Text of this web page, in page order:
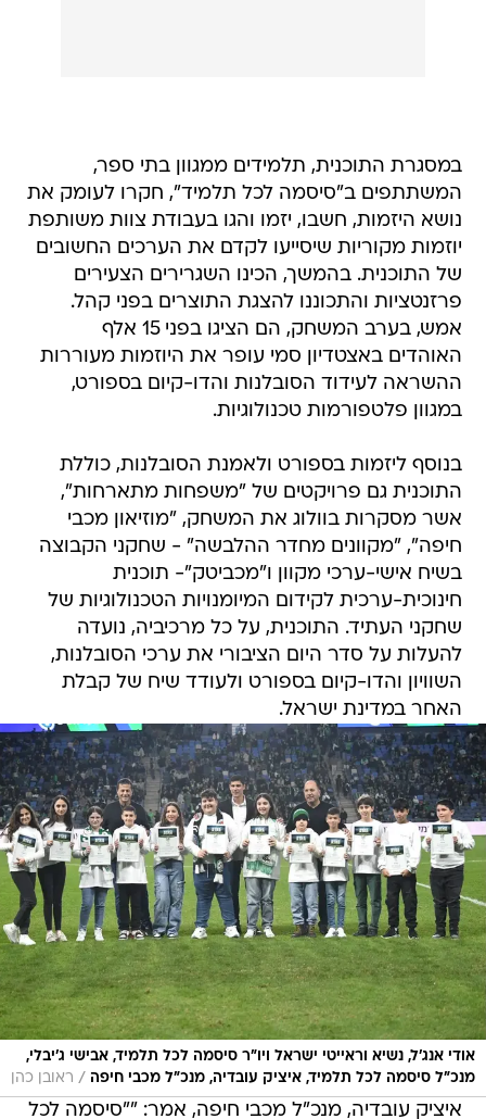
במסגרת התוכנית, תלמידים ממגוון בתי ספר,
המשתתפים ב"סיסמה לכל תלמיד", חקרו לעומק את
נושא היזמות, חשבו, יזמו והגו בעבודת צוות משותפת
יוזמות מקוריות שיסייעו לקדם את הערכים החשובים
של התוכנית. בהמשך, הכינו השגרירים הצעירים
פרזנטציות והתכוננו להצגת התוצרים בפני קהל.
אמש, בערב המשחק, הם הציגו בפני 15 אלף
האוהדים באצטדיון סמי עופר את היוזמות מעוררות
ההשראה לעידוד הסובלנות והדו-קיום בספורט,
במגוון פלטפורמות טכנולוגיות.
בנוסף ליזמות בספורט ולאמנת הסובלנות, כוללת
התוכנית גם פרויקטים של "משפחות מתארחות",
אשר מסקרות בוולוג את המשחק, "מוזיאון מכבי
חיפה", "מקוונים מחדר ההלבשה" - שחקני הקבוצה
בשיח אישי-ערכי מקוון ו"מכביטק"- תוכנית
חינוכית-ערכית לקידום המיומנויות הטכנולוגיות של
שחקני העתיד. התוכנית, על כל מרכיביה, נועדה
להעלות על סדר היום הציבורי את ערכי הסובלנות,
השוויון והדו-קיום בספורט ולעודד שיח של קבלת
האחר במדינת ישראל.
אודי אנג׳ל, נשיא וראייטי ישראל ויו״ר סיסמה לכל תלמיד, אבישי ג׳יבלי,
מנכ״ל סיסמה לכל תלמיד, איציק עובדיה, מנכ״ל מכבי חיפה / ראובן כהן
איציק עובדיה, מנכ"ל מכבי חיפה, אמר: ""סיסמה לכל